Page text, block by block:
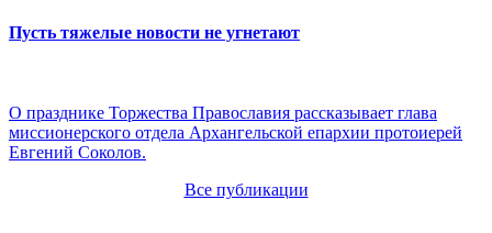
Пусть тяжелые новости не угнетают
О празднике Торжества Православия рассказывает глава
миссионерского отдела Архангельской епархии протоиерей
Евгений Соколов.
Все публикации